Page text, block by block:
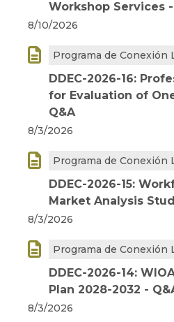
Workshop Services
8/10/2026
 Programa de Conexión
DDEC-2026-16:
for Evaluation of
Q&A
8/3/2026
 Programa de Conexión
DDEC-2026-15:
Market Analysis
8/3/2026
 Programa de Conexión
DDEC-2026-14:
Plan 2028-2032 -
8/3/2026